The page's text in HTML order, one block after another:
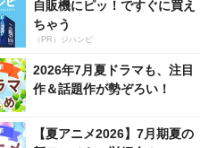
自販機にピッ！ですぐに買え
ちゃう
（PR）ジハンピ
2026年7月夏ドラマも、注目
作＆話題作が勢ぞろい！
【夏アニメ2026】7月期夏の